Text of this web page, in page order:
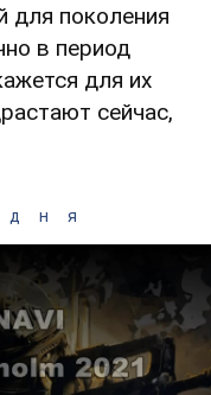
для поколения
в период
для их
сейчас,